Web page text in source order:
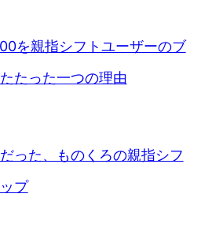
を親指シフトユーザーのブ
たった一つの理由
った、ものくろの親指シフ
プ